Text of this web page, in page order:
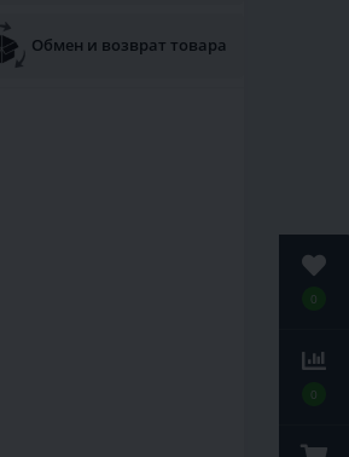
0
0
Обмен и возврат товара